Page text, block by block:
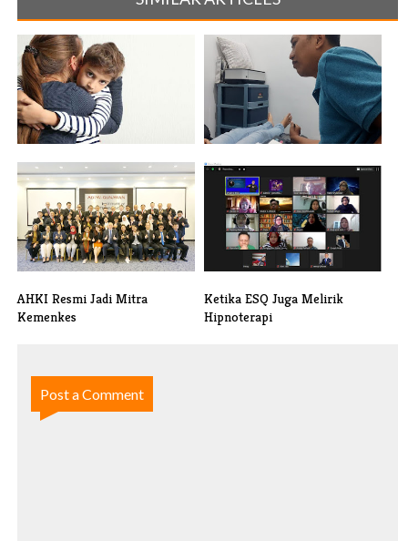
Gampang Tergoda Cewek
Cantik, Terny[...]
Sudah 2022 Tapi Masih
Jomblo?
AHKI Resmi Jadi Mitra
Kemenkes
Ketika ESQ Juga Melirik
Hipnoterapi
Post a Comment